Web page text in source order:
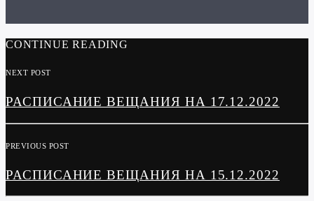
CONTINUE READING
NEXT POST
РАСПИСАНИЕ ВЕЩАНИЯ НА 17.12.2022
PREVIOUS POST
РАСПИСАНИЕ ВЕЩАНИЯ НА 15.12.2022